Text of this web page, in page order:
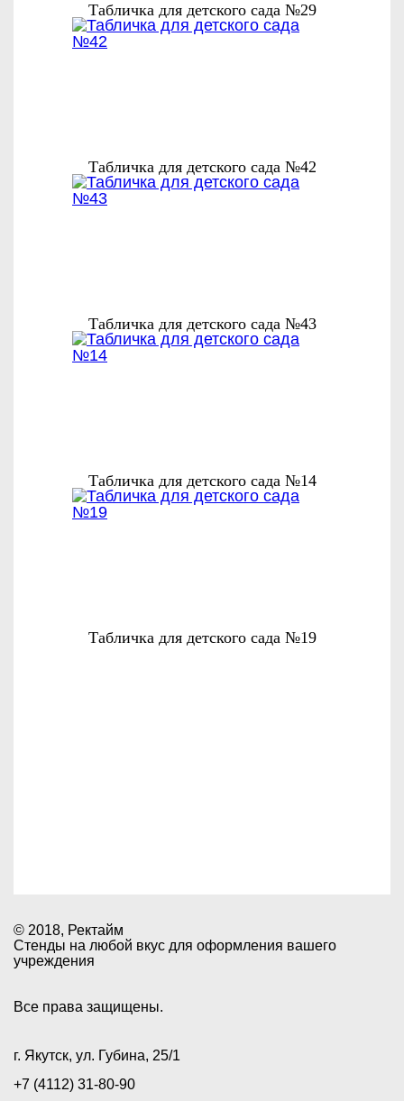
Табличка для детского сада №29
Табличка для детского сада №42
Табличка для детского сада №43
Табличка для детского сада №14
Табличка для детского сада №19
© 2018, Ректайм
Стенды на любой вкус для оформления вашего
учреждения
Все права защищены.
г. Якутск, ул. Губина, 25/1
+7 (4112) 31-80-90